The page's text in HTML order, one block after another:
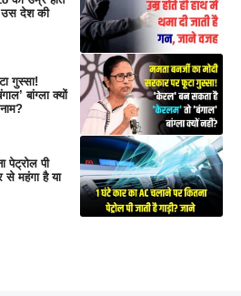
उस देश की
गुस्सा!
बांग्ला क्यों
पेट्रोल पी
से महंगा है या